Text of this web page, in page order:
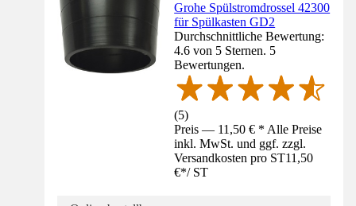
Grohe Spülstromdrossel 42300
für Spülkasten GD2
Durchschnittliche Bewertung:
4.6 von 5 Sternen. 5
Bewertungen.
(5)
Preis — 11,50 € * Alle Preise
inkl. MwSt. und ggf. zzgl.
Versandkosten pro ST11,50
€*/ ST